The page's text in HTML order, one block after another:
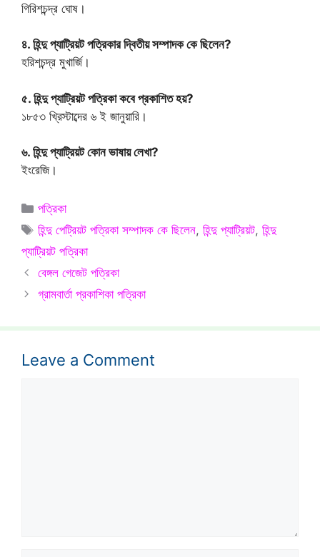
গিরিশচন্দ্র ঘোষ।
৪. হিন্দু প্যাট্রিয়ট পত্রিকার দ্বিতীয় সম্পাদক কে ছিলেন?
হরিশচন্দ্র মুখার্জি।
৫. হিন্দু প্যাট্রিয়ট পত্রিকা কবে প্রকাশিত হয়?
১৮৫৩ খ্রিস্টাব্দের ৬ ই জানুয়ারি।
৬. হিন্দু প্যাট্রিয়ট কোন ভাষায় লেখা?
ইংরেজি।
Categories
পত্রিকা
Tags
হিন্দু পেট্রিয়ট পত্রিকা সম্পাদক কে ছিলেন,হিন্দু প্যাট্রিয়ট,হিন্দু
প্যাট্রিয়ট পত্রিকা
বেঙ্গল গেজেট পত্রিকা
গ্রামবার্তা প্রকাশিকা পত্রিকা
Leave a Comment